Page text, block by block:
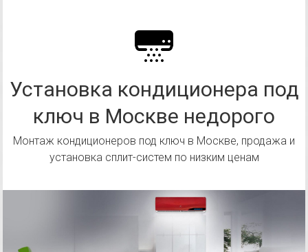
Установка кондиционера под
ключ в Москве недорого
Монтаж кондиционеров под ключ в Москве, продажа и
установка сплит-систем по низким ценам